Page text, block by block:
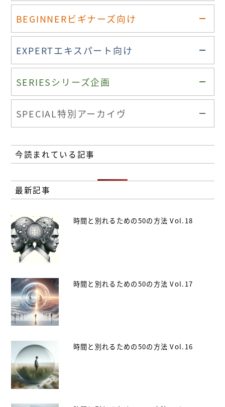
BEGINNERビギナーズ向け
EXPERTエキスパート向け
SERIESシリーズ企画
SPECIAL特別アーカイヴ
今読まれている記事
最新記事
時間と別れるための50の方法 Vol.18
時間と別れるための50の方法 Vol.17
時間と別れるための50の方法 Vol.16